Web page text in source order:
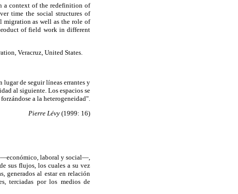
a context of the redefinition of
time the social structures of
migration as well as the role of
of field work in different
Veracruz, United States.
de seguir líneas errantes y
al siguiente. Los espacios se
a la heterogeneidad".
Pierre Lévy (1999: 16)
—económico, laboral y social—,
sus flujos, los cuales a su vez
generados al estar en relación
terciadas por los medios de